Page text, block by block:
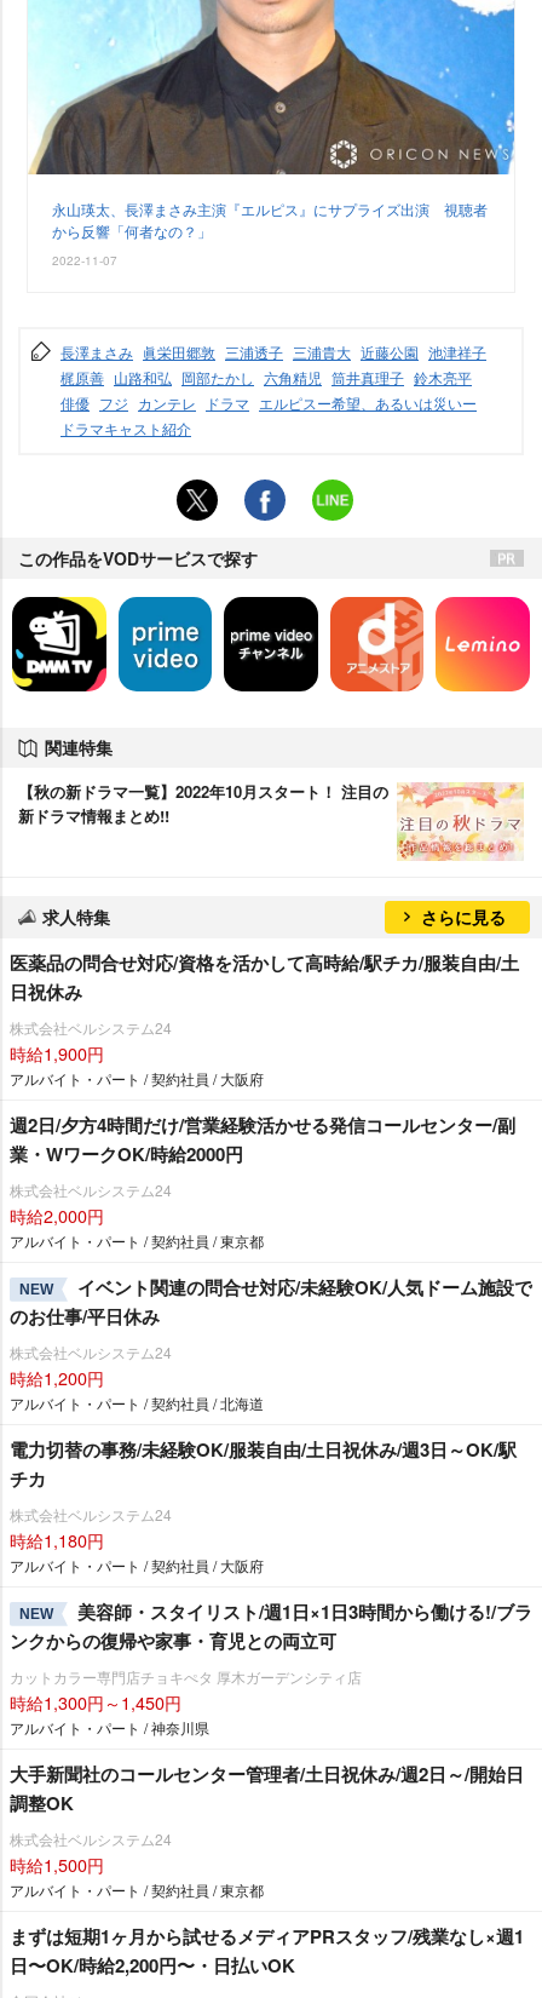
永山瑛太、長澤まさみ主演『エルピス』にサプライズ出演 視聴者
から反響「何者なの？」
2022-11-07
長澤まさみ 眞栄田郷敦 三浦透子 三浦貴大 近藤公園 池津祥子
梶原善 山路和弘 岡部たかし 六角精児 筒井真理子 鈴木亮平
俳優 フジ カンテレ ドラマ エルピスー希望、あるいは災いー
ドラマキャスト紹介
この作品をVODサービスで探す
関連特集
【秋の新ドラマ一覧】2022年10月スタート！ 注目の
新ドラマ情報まとめ!!
求人特集 さらに見る
医薬品の問合せ対応/資格を活かして高時給/駅チカ/服装自由/土
日祝休み
株式会社ベルシステム24
時給1,900円
アルバイト・パート / 契約社員 / 大阪府
週2日/夕方4時間だけ/営業経験活かせる発信コールセンター/副
業・WワークOK/時給2000円
株式会社ベルシステム24
時給2,000円
アルバイト・パート / 契約社員 / 東京都
NEW
イベント関連の問合せ対応/未経験OK/人気ドーム施設で
のお仕事/平日休み
株式会社ベルシステム24
時給1,200円
アルバイト・パート / 契約社員 / 北海道
電力切替の事務/未経験OK/服装自由/土日祝休み/週3日～OK/駅
チカ
株式会社ベルシステム24
時給1,180円
アルバイト・パート / 契約社員 / 大阪府
NEW
美容師・スタイリスト/週1日×1日3時間から働ける!/ブラ
ンクからの復帰や家事・育児との両立可
カットカラー専門店チョキぺタ 厚木ガーデンシティ店
時給1,300円～1,450円
アルバイト・パート / 神奈川県
大手新聞社のコールセンター管理者/土日祝休み/週2日～/開始日
調整OK
株式会社ベルシステム24
時給1,500円
アルバイト・パート / 契約社員 / 東京都
まずは短期1ヶ月から試せるメディアPRスタッフ/残業なし×週1
日〜OK/時給2,200円〜・日払いOK